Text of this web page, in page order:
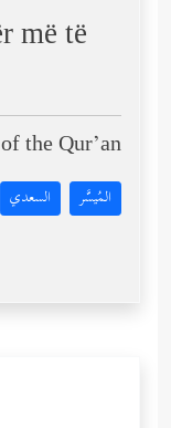
më të
the Qur’an:
المُيسَّر السعدي